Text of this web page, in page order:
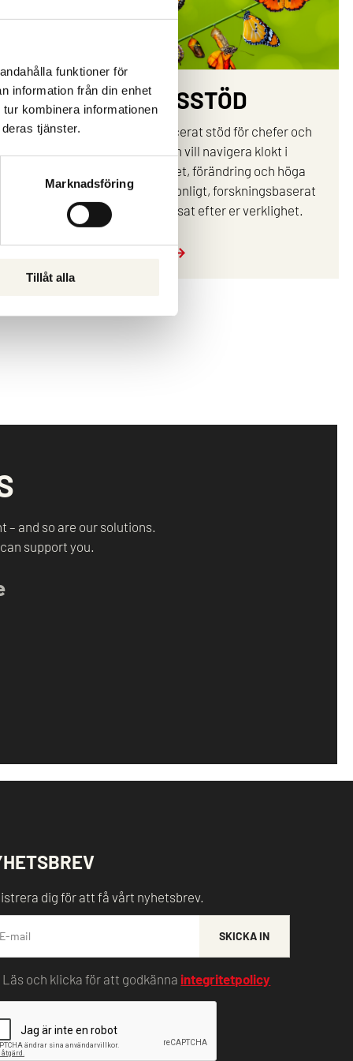
funktioner för
information från din enhet
kombinera informationen
tjänster.
Marknadsföring
Tillåt alla
grupper och
steg
CHEFSSTÖD
Ett kvalificerat stöd för chefer och
ledare som vill navigera klokt i
komplexitet, förändring och höga
krav. Personligt, forskningsbaserat
och anpassat efter er verklighet.
and so are our solutions.
support you.
dig för att få vårt nyhetsbrev.
Läs och klicka för att godkänna integritetpolicy
SKICKA IN